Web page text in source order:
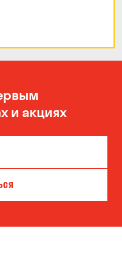
и акциях